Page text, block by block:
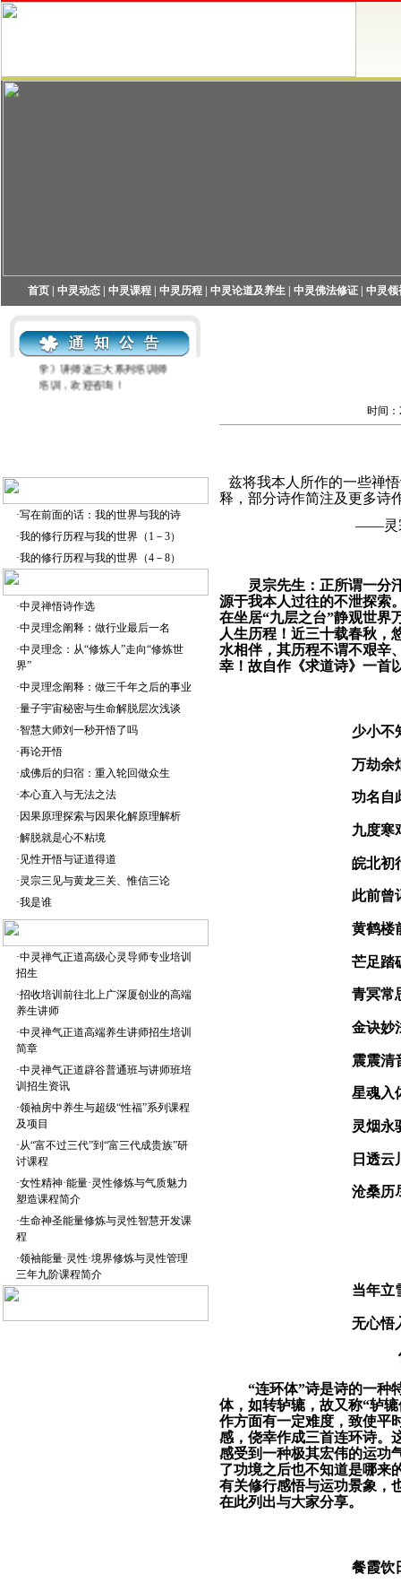
首页| 中灵动态| 中灵课程| 中灵历程| 中灵论道及养生| 中灵佛法修证| 中灵领
中灵机构现开展中灵高端养
导师和《现代企业灵性管理
学》讲师这三大系列培训师
培训，欢迎咨询！
·写在前面的话：我的世界与我的诗
·我的修行历程与我的世界（1－3）
·我的修行历程与我的世界（4－8）
·中灵禅悟诗作选
·中灵理念阐释：做行业最后一名
·中灵理念：从“修炼人”走向“修炼世
界”
·中灵理念阐释：做三千年之后的事业
·量子宇宙秘密与生命解脱层次浅谈
·智慧大师刘一秒开悟了吗
·再论开悟
·成佛后的归宿：重入轮回做众生
·本心直入与无法之法
· 因果原理探索与因果化解原理解析
·解脱就是心不粘境
· 见性开悟与证道得道
·灵宗三见与黄龙三关、惟信三论
·我是谁
·中灵禅气正道高级心灵导师专业培训
招生
·招收培训前往北上广深厦创业的高端
养生讲师
·中灵禅气正道高端养生讲师招生培训
简章
·中灵禅气正道辟谷普通班与讲师班培
训招生资讯
·领袖房中养生与超级“性福”系列课程
及项目
·从“富不过三代”到“富三代成贵族”研
讨课程
·女性精神·能量·灵性修炼与气质魅力
塑造课程简介
·生命神圣能量修炼与灵性智慧开发课
程
·领袖能量·灵性·境界修炼与灵性管理
三年九阶课程简介
时间：
兹将我本人所作的一些禅
释，部分诗作简注及更多诗
——灵宗
灵宗先生：正所谓一分
源于我本人过往的不泄探索
在坐居“九层之台”静观世界
人生历程！近三十载春秋，
水相伴，其历程不谓不艰辛
幸！故自作《求道诗》一首
少小不
万劫余
功名自
九度寒
皖北初
此前曾
黄鹤楼
芒足踏
青冥常
金诀妙
震震清
星魂入
灵烟永
日透云
沧桑历
当年立
无心悟
“连环体”诗是诗的一种
体，如转轳辘，故又称“轳
作方面有一定难度，致使平
感，侥幸作成三首连环诗。
感受到一种极其宏伟的运功
了功境之后也不知道是哪来
有关修行感悟与运功景象，
在此列出与大家分享。
餐霞饮